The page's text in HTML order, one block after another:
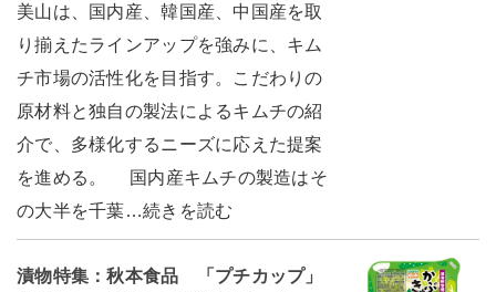
美山は、国内産、韓国産、中国産を取
り揃えたラインアップを強みに、キム
チ市場の活性化を目指す。こだわりの
原材料と独自の製法によるキムチの紹
介で、多様化するニーズに応えた提案
を進める。 国内産キムチの製造はそ
の大半を千葉…続きを読む
漬物特集：秋本食品 「プチカップ」